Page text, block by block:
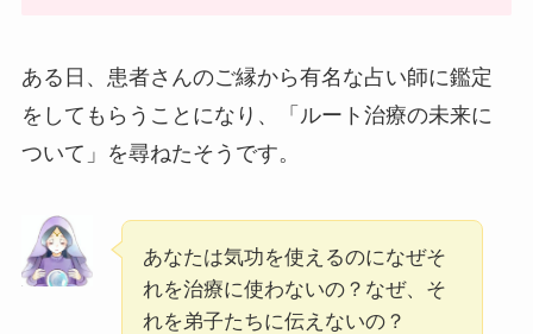
ある日、患者さんのご縁から有名な占い師に鑑定
をしてもらうことになり、「ルート治療の未来に
ついて」を尋ねたそうです。
あなたは気功を使えるのになぜそ
れを治療に使わないの？なぜ、そ
れを弟子たちに伝えないの？